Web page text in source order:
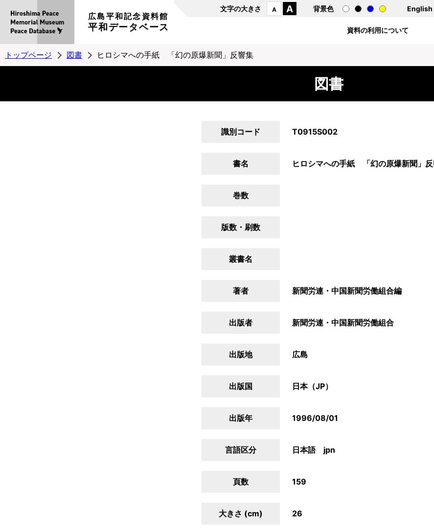
広島平和記念資料館
平和データベース
文字の大きさ A A 背景色 English
資料の利用について
トップページ 図書 ヒロシマへの手紙 「幻の原爆新聞」反響集
図書
識別コード T0915S002
書名 ヒロシマへの手紙 「幻の原爆新聞」
巻数
版数・刷数
叢書名
著者 新聞労連・中国新聞労働組合編
出版者 新聞労連・中国新聞労働組合
出版地 広島
出版国 日本（JP）
出版年 1996/08/01
言語区分 日本語 jpn
頁数 159
大きさ (cm) 26